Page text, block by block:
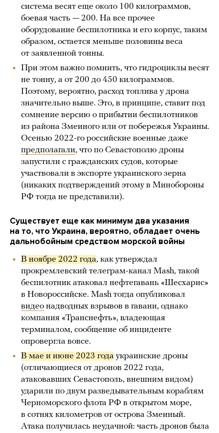
система весят еще около 100 килограммов,
боевая часть — 200. На все прочее
оборудование беспилотника и его корпус, таким
образом, остается меньше половины веса
от заявленной тонны.
При этом важно помнить, что гидроциклы весят
не тонну, а от 200 до 450 килограммов.
Поэтому, вероятно, расход топлива у дрона
значительно выше. Это, в принципе, ставит под
сомнение версию о прибытии беспилотников
из района Змеиного или от побережья Украины.
Осенью 2022-го российские военные даже
предполагали, что по Севастополю дроны
запустили с гражданских судов, которые
участвовали в экспорте украинского зерна
(никаких подтверждений этому в Минобороны
РФ тогда не представили).
Существует еще как минимум два указания
на то, что Украина, вероятно, обладает очень
дальнобойным средством морской войны
В ноябре 2022 года, как утверждал
прокремлевский телеграм-канал Mash, такой
беспилотник атаковал нефтегавань «Шесхарис»
в Новороссийске. Mash тогда опубликовал
видео надводных взрывов в гавани, однако
компания «Транснефть», владеющая
терминалом, сообщение об инциденте
опровергла вовсе.
В мае и июне 2023 года украинские дроны
(отличающиеся от дронов 2022 года,
атаковавших Севастополь, внешним видом)
ударили по двум разведывательным кораблям
Черноморского флота РФ в открытом море,
в сотнях километров от острова Змеиный.
Атака получилась неудачной: часть дронов была